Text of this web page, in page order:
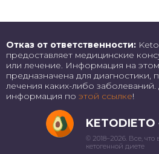
Отказ от ответственности:
предоставляет медицинские
или лечение. Информация на
предназначена для диагностики,
лечения каких-либо
информация по этой ссылке!
KETODIETO
© 2018–2026. Все, что
кетогенной диете